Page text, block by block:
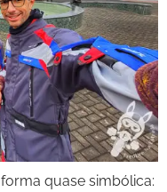
quase simbólica: